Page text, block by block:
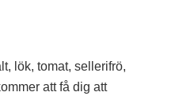
lök, tomat, sellerifrö,
att få dig att